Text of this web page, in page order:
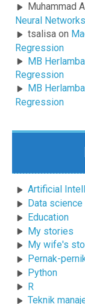
Muhammad
Neural Networks
tsalisa on
Regression
MB
Regression
MB
Regression
Artificial
Data science
Education
My stories
My wife's
Pernak-
Python
R
Teknik